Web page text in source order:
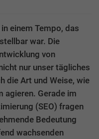
einem Tempo, das
war. Die
von
nur unser tägliches
die Art und Weise, wie
agieren. Gerade im
(SEO) fragen
Bedeutung
wachsenden